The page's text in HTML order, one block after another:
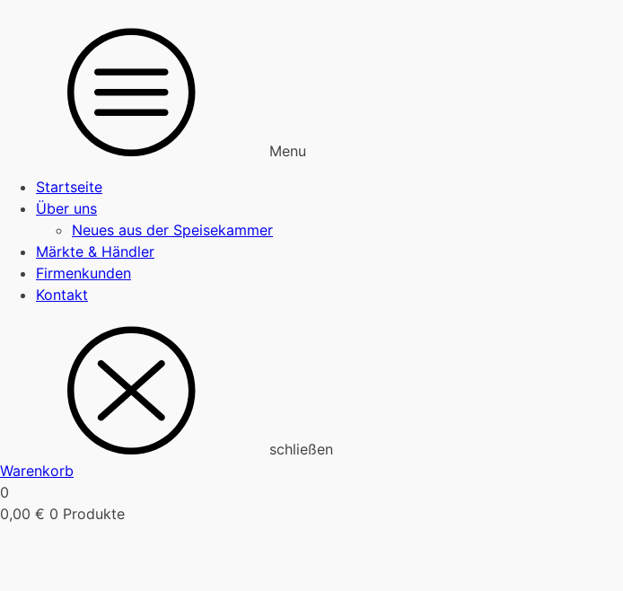
Menu
Startseite
Über uns
Neues aus der Speisekammer
Märkte & Händler
Firmenkunden
Kontakt
schließen
Warenkorb
0
0,00 € 0 Produkte